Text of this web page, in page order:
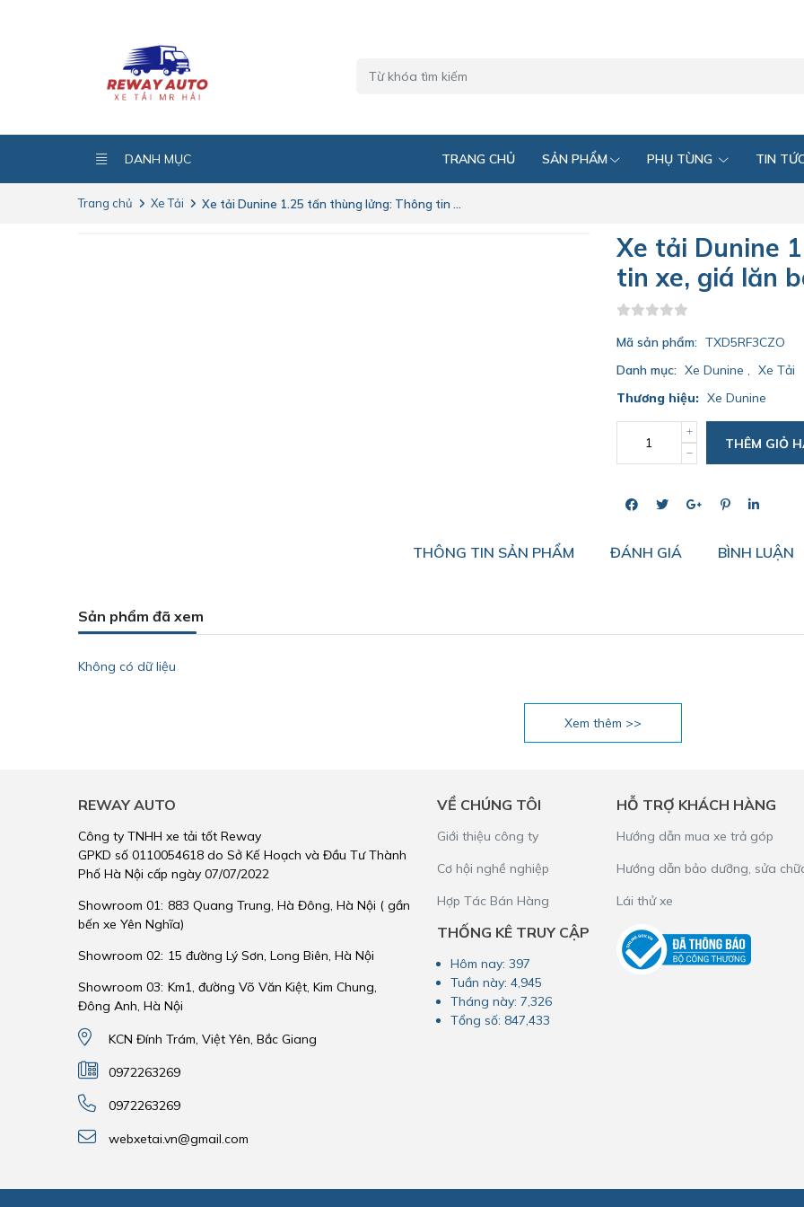
DANH MỤC TRANG CHỦ SẢN PHẨM PHỤ TÙNG TIN
Trang chủ Xe Tải Xe tải Dunine 1.25 tấn thùng lửng: Thông tin ...
Xe tải Dunine
tin xe, giá lăn
Mã sản phẩm: TXD5RF3CZO
Danh mục: Xe Dunine , Xe Tải
Thương hiệu: Xe Dunine
THÊM GIỎ
THÔNG TIN SẢN PHẨM ĐÁNH GIÁ BÌNH LUẬN
Sản phẩm đã xem
Không có dữ liệu
Xem thêm >>
REWAY AUTO
Công ty TNHH xe tải tốt Reway
GPKD số 0110054618 do Sở Kế Hoạch và Đầu Tư Thành
Phố Hà Nội cấp ngày 07/07/2022
Showroom 01: 883 Quang Trung, Hà Đông, Hà Nội ( gần
bến xe Yên Nghĩa)
Showroom 02: 15 đường Lý Sơn, Long Biên, Hà Nội
Showroom 03: Km1, đường Võ Văn Kiệt, Kim Chung,
Đông Anh, Hà Nội
KCN Đính Trám, Việt Yên, Bắc Giang
0972263269
0972263269
webxetai.vn@gmail.com
VỀ CHÚNG TÔI
Giới thiệu công ty
Cơ hội nghề nghiệp
Hợp Tác Bán Hàng
THỐNG KÊ TRUY CẬP
Hôm nay: 397
Tuần này: 4,945
Tháng này: 7,326
Tổng số: 847,433
HỖ TRỢ KHÁCH HÀNG
Hướng dẫn mua xe trả góp
Hướng dẫn bảo dưỡng, sửa
Lái thử xe